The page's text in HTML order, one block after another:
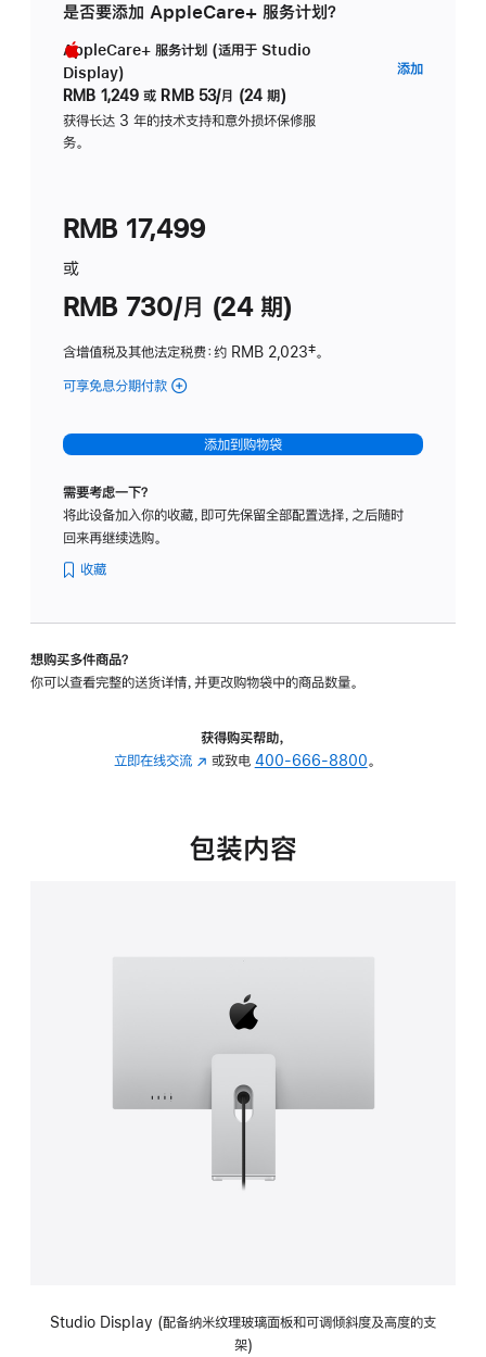
是否要添加 AppleCare+ 服务计划？
AppleCare+ 服务计划 (适用于 Studio
Display)
RMB 1,249 或 RMB 53/月 (24 期)
获得长达 3 年的技术支持和意外损坏保修服
务。
添加
RMB 17,499
或
RMB 730/月 (24 期)
含增值税及其他法定税费：约 RMB 2,023脚
‡。
可享免息分期付款 (Studio
-
纳
理
调
度
添加到购物袋
需要考虑一下？
将此设备加入你的收藏，即可先保留全部配置选择，之后随时
回来再继续选购。
收藏
想购买多件商品？
你可以查看完整的送货详情，并更改购物袋中的商品数量。
获得购买帮助，
立即在线交流 (在
中
或致电 400-666-8800。
包装内容
Studio Display (配备纳米纹理玻璃面板和可调倾斜度及高度的支
架)